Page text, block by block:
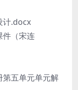
计.docx
件（宋连
第五单元单元解